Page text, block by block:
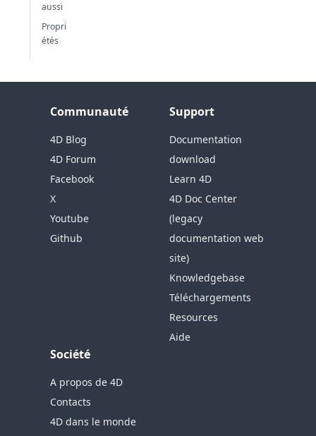
aussi
Propri
étés
Communauté
4D Blog
4D Forum
Facebook
X
Youtube
Github
Support
Documentation
download
Learn 4D
4D Doc Center
(legacy
documentation web
site)
Knowledgebase
Téléchargements
Resources
Aide
Société
A propos de 4D
Contacts
4D dans le monde